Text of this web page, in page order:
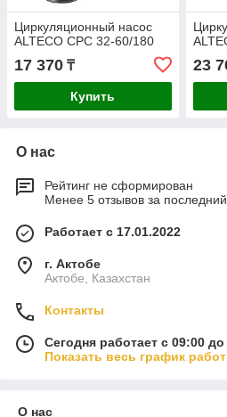
Циркуляционный насос
ALTECO CPC 32-60/180
17 370 ₸
Купить
23
О нас
Рейтинг не сформирован
Менее 5 отзывов за
Работает с 17.01.2022
г. Актобе
Актобе, Казахстан
Контакты
Сегодня работает с 09:00
Показать весь график
О нас